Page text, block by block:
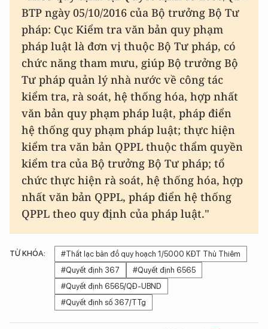
BTP ngày 05/10/2016 của Bộ trưởng Bộ Tư
pháp: Cục Kiểm tra văn bản quy phạm
pháp luật là đơn vị thuộc Bộ Tư pháp, có
chức năng tham mưu, giúp Bộ trưởng Bộ
Tư pháp quản lý nhà nước về công tác
kiểm tra, rà soát, hệ thống hóa, hợp nhất
văn bản quy phạm pháp luật, pháp điển
hệ thống quy phạm pháp luật; thực hiện
kiểm tra văn bản QPPL thuộc thẩm quyền
kiểm tra của Bộ trưởng Bộ Tư pháp; tổ
chức thực hiện rà soát, hệ thống hóa, hợp
nhất văn bản QPPL, pháp điển hệ thống
QPPL theo quy định của pháp luật."
TỪ KHÓA:
#Thất lạc bản đồ quy hoạch 1/5000 KĐT Thủ Thiêm
#Quyết định 367
#Quyết định 6565
#Quyết định 6565/QĐ-UBND
#Quyết định số 367/TTg